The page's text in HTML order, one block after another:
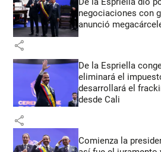
negociaciones con
anunció
share
De la Espriella
eliminará el
desarrollará el
desde Cali
share
Comienza la